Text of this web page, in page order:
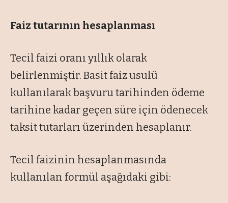
Faiz tutarının hesaplanması
Tecil faizi oranı yıllık olarak
belirlenmiştir. Basit faiz usulü
kullanılarak başvuru tarihinden ödeme
tarihine kadar geçen süre için ödenecek
taksit tutarları üzerinden hesaplanır.
Tecil faizinin hesaplanmasında
kullanılan formül aşağıdaki gibi: